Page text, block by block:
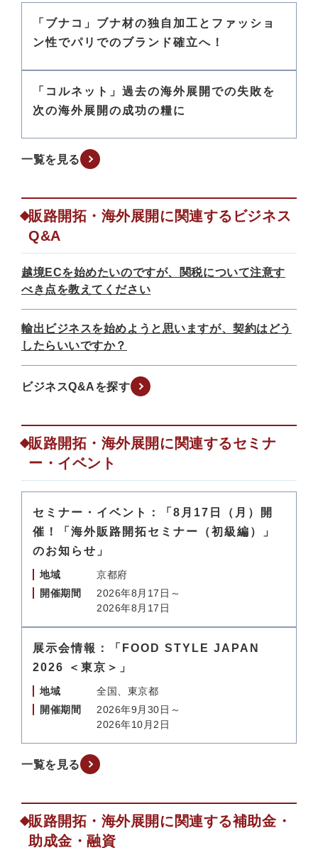
「ブナコ」ブナ材の独自加工とファッショ
ン性でパリでのブランド確立へ！
「コルネット」過去の海外展開での失敗を
次の海外展開の成功の糧に
一覧を見る
販路開拓・海外展開に関連するビジネス
Q&A
越境ECを始めたいのですが、関税について注意す
べき点を教えてください
輸出ビジネスを始めようと思いますが、契約はどう
したらいいですか？
ビジネスQ&Aを探す
販路開拓・海外展開に関連するセミナ
ー・イベント
セミナー・イベント：「8月17日（月）開
催！「海外販路開拓セミナー（初級編）」
のお知らせ」
地域
京都府
開催期間
2026年8月17日～
2026年8月17日
展示会情報：「FOOD STYLE JAPAN
2026 ＜東京＞」
地域
全国、東京都
開催期間
2026年9月30日～
2026年10月2日
一覧を見る
販路開拓・海外展開に関連する補助金・
助成金・融資